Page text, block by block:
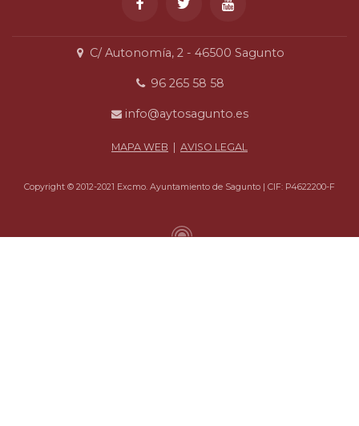
C/ Autonomía, 2 - 46500 Sagunto
96 265 58 58
info@aytosagunto.es
MAPA WEB AVISO LEGAL
Copyright © 2012-2021 Excmo. Ayuntamiento de Sagunto | CIF: P4622200-F